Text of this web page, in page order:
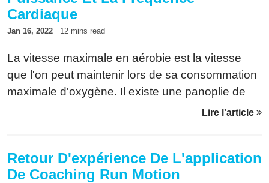
Cardiaque
Jan 16, 2022 12 mins read
La vitesse maximale en aérobie est la vitesse
que l'on peut maintenir lors de sa consommation
maximale d'oxygène. Il existe une panoplie de
tests pour la mesurer: test de Cooper, test de
chaque sortie.
Lire l'article
Retour D'expérience De L'application
De Coaching Run Motion